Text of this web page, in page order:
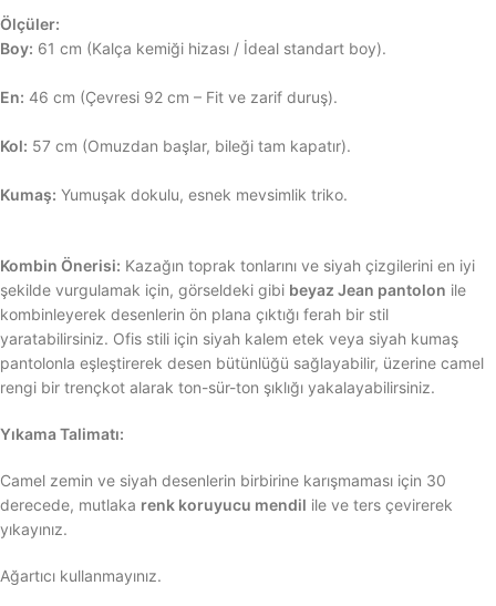
Ölçüler:
Boy: 61 cm (Kalça kemiği hizası / İdeal standart boy).
En: 46 cm (Çevresi 92 cm – Fit ve zarif duruş).
Kol: 57 cm (Omuzdan başlar, bileği tam kapatır).
Kumaş: Yumuşak dokulu, esnek mevsimlik triko.
Kombin Önerisi: Kazağın toprak tonlarını ve siyah çizgilerini en iyi
şekilde vurgulamak için, görseldeki gibi beyaz Jean pantolon ile
kombinleyerek desenlerin ön plana çıktığı ferah bir stil
yaratabilirsiniz. Ofis stili için siyah kalem etek veya siyah kumaş
pantolonla eşleştirerek desen bütünlüğü sağlayabilir, üzerine camel
rengi bir trençkot alarak ton-sür-ton şıklığı yakalayabilirsiniz.
Yıkama Talimatı:
Camel zemin ve siyah desenlerin birbirine karışmaması için 30
derecede, mutlaka renk koruyucu mendil ile ve ters çevirerek
yıkayınız.
Ağartıcı kullanmayınız.